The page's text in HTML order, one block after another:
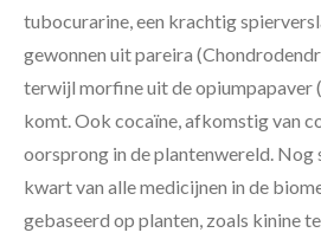
tubocurarine, een krachtig
gewonnen uit pareira
terwijl morfine uit de opiumpapaver
komt. Ook cocaïne, afkomstig van
oorsprong in de plantenwereld. Nog
kwart van alle medicijnen in de
gebaseerd op planten, zoals kinine